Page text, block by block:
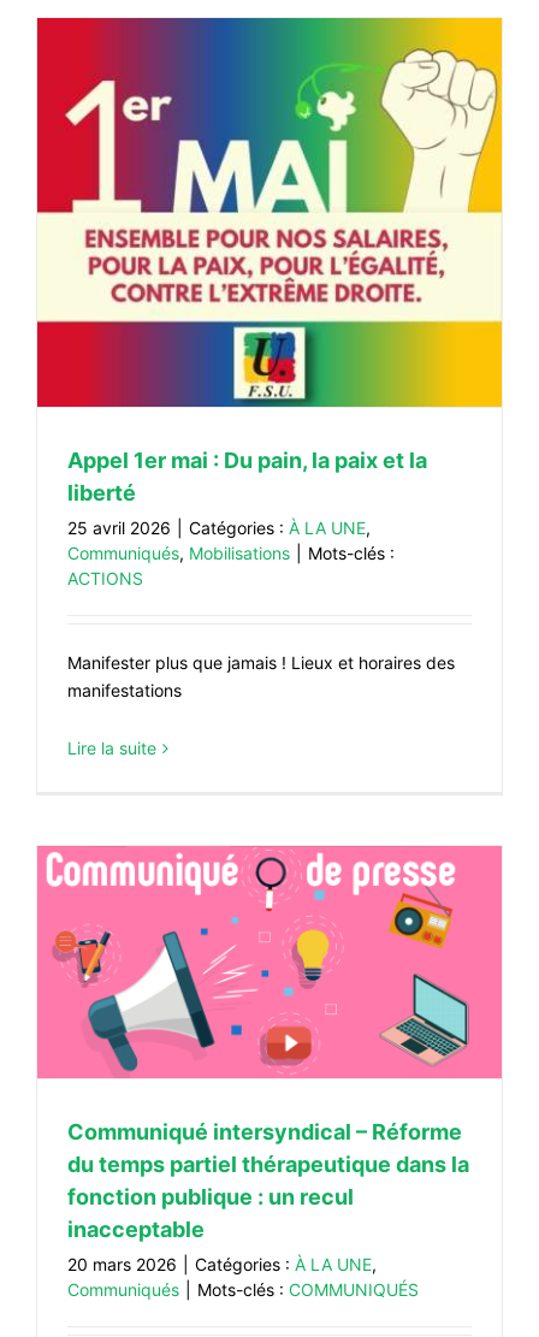
Appel 1er mai : Du pain, la paix et la
liberté
25 avril 2026 Catégories : À LA UNE,
Communiqués, Mobilisations
Mots-clés :
ACTIONS
Manifester plus que jamais ! Lieux et horaires des
manifestations
Lire la suite
Communiqué intersyndical – Réforme
du temps partiel thérapeutique dans la
fonction publique : un recul
inacceptable
20 mars 2026 Catégories : À LA UNE,
Communiqués
Mots-clés : COMMUNIQUÉS